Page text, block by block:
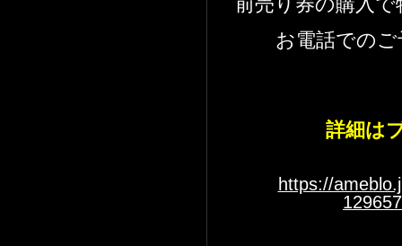
お電話での
詳細は
https://